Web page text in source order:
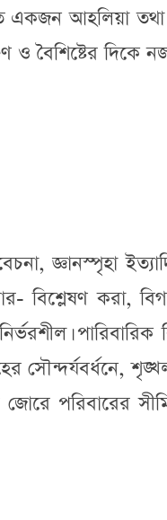
একজন আহলিয়া তথা
বৈশিষ্টের দিকে
জ্ঞানস্পৃহা
বিশ্লেষণ করা,
পারিবারিক
সৌন্দর্যবর্ধনে,
জোরে পরিবারের